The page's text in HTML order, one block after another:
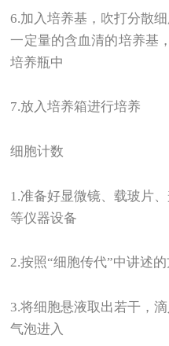
6.加入培养基，吹打分散
一定量的含血清的培养基
培养瓶中
7.放入培养箱进行培养
细胞计数
1.准备好显微镜、载玻片
等仪器设备
2.按照“细胞传代”中讲述
3.将细胞悬液取出若干，
气泡进入